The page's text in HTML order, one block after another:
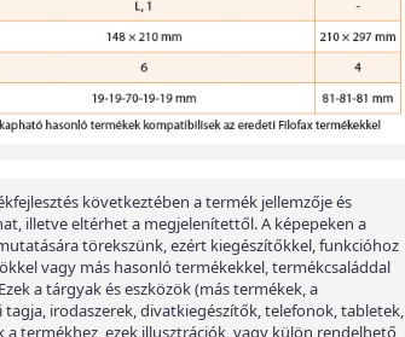
következtében a termék jellemzője és
illetve eltérhet a megjelenítettől. A képepeken a
törekszünk, ezért kiegészítőkkel, funkcióhoz
vagy más hasonló termékekkel, termékcsaláddal
a tárgyak és eszközök (más termékek, a
irodaszerek, divatkiegészítők, telefonok, tabletek,
a termékhez, ezek illusztrációk, vagy külön rendelhető